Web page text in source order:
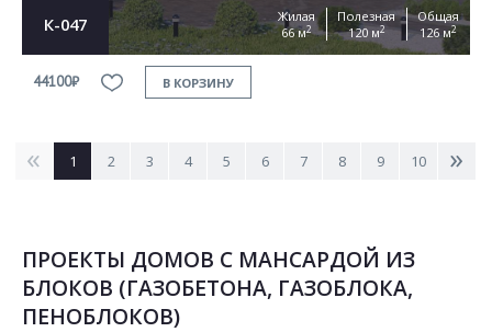
К-047
Жилая
66 м2
Полезная
120 м2
Общая
126 м2
44100₽ В КОРЗИНУ
< 1 2 3 4 5 6 7 8 9 10 >
ПРОЕКТЫ ДОМОВ С МАНСАРДОЙ ИЗ
БЛОКОВ (ГАЗОБЕТОНА, ГАЗОБЛОКА,
ПЕНОБЛОКОВ)